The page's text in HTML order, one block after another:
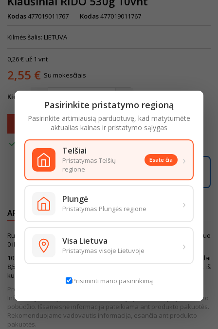
Kodas477019011767 Kodas477019011767
Kilmės šalis: LIETUVA
0,26 € už 1 vnt
2,55 € Su mokesčiais
Kiekis
Į krepšelį
 Turime
06:03:56 Užsisakę iki
APRAŠYMAS IŠSAMI PREKĖS INFORMACIJA
Rudi vištų kiaušiniai, skirtingų dydžių kiaušinai. Laikymo sąlygos: nuo
0 iki +18°C temperatūroje. Nupirktus laikyti šaltai.
100g produkto maistingumas. Energinė vertė 542kJ/130kcal, riebalai
8,5g, iš kurių sočiųjų riebalų rūgščių 2
,52g, angliavandeniai 0,88g, iš
kurių cukrų 0,2g, baltymai 12,5g, druska 0,27g.
Prekės išvaizda gali šiek tiek skirtis nuo pateiktos nuotraukoje.
Informacija, kurią pateikiame internetinėje parduotuvėje, yra bendro
pobūdžio. Išsamesnė informacija pateikiama ant produkto pakuotės.
Rekomenduojame vadovautis informacija, esančia ant produkto
pakuotės.
Pasirinkite pristatymo regioną
Pasirinkite artimiausią parduotuvę, kad matytumėte
aktualias kainas ir pristatymo sąlygas
Telšiai
Pristatymas Telšių
regione
Esate čia ›
Plungė
Pristatymas Plungės regione ›
Visa Lietuva
Pristatymas visoje Lietuvoje ›
Prisiminti mano pasirinkimą